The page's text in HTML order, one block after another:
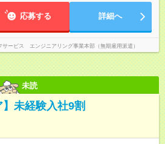
応募する 詳細へ
サービス エンジニアリング事業本部（無期雇用派遣）
未読
】未経験入社9割